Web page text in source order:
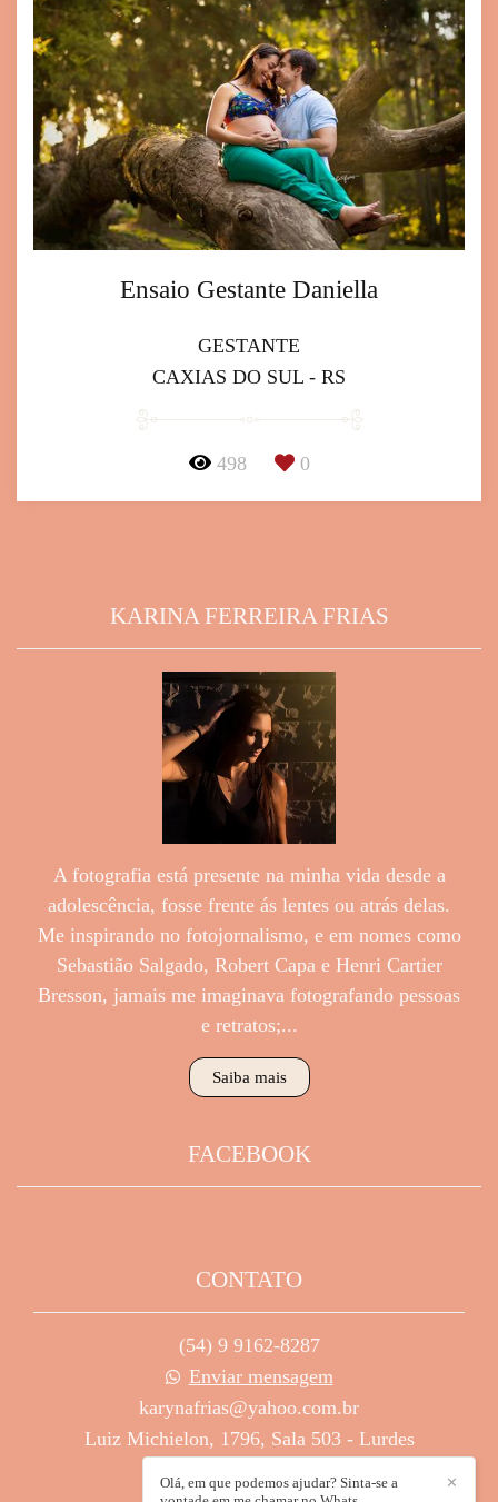
Ensaio Gestante Daniella
GESTANTE
CAXIAS DO SUL - RS
498 0
KARINA FERREIRA FRIAS
A fotografia está presente na minha vida desde a
adolescência, fosse frente ás lentes ou atrás delas.
Me inspirando no fotojornalismo, e em nomes como
Sebastião Salgado, Robert Capa e Henri Cartier
Bresson, jamais me imaginava fotografando pessoas
e retratos;...
Saiba mais
FACEBOOK
CONTATO
(54) 9 9162-8287
Enviar mensagem
karynafrias@yahoo.com.br
Luiz Michielon, 1796, Sala 503 - Lurdes
✕
Olá, em que podemos ajudar? Sinta-se a